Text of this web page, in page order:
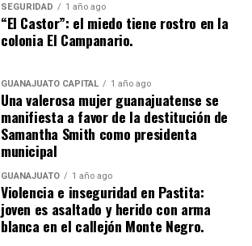
SEGURIDAD 1 año ago
“El Castor”: el miedo tiene rostro en la
colonia El Campanario.
GUANAJUATO CAPITAL 1 año ago
Una valerosa mujer guanajuatense se
manifiesta a favor de la destitución de
Samantha Smith como presidenta
municipal
GUANAJUATO 1 año ago
Violencia e inseguridad en Pastita:
joven es asaltado y herido con arma
blanca en el callejón Monte Negro.